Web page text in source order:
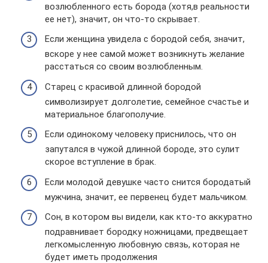
возлюбленного есть борода (хотя,в реальности
ее нет), значит, он что-то скрывает.
Если женщина увидела с бородой себя, значит,
вскоре у нее самой может возникнуть желание
расстаться со своим возлюбленным.
Старец с красивой длинной бородой
символизирует долголетие, семейное счастье и
материальное благополучие.
Если одинокому человеку приснилось, что он
запутался в чужой длинной бороде, это сулит
скорое вступление в брак.
Если молодой девушке часто снится бородатый
мужчина, значит, ее первенец будет мальчиком.
Сон, в котором вы видели, как кто-то аккуратно
подравнивает бородку ножницами, предвещает
легкомысленную любовную связь, которая не
будет иметь продолжения